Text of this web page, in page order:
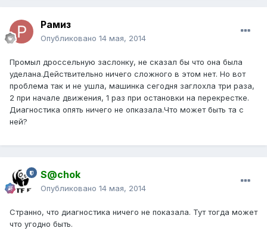
Рамиз
Опубликовано 14 мая, 2014
Промыл дроссельную заслонку, не сказал бы что она была
уделана.Действительно ничего сложного в этом нет. Но вот
проблема так и не ушла, машинка сегодня заглохла три раза,
2 при начале движения, 1 раз при остановки на перекрестке.
Диагностика опять ничего не опказала.Что может быть та с
ней?
S@chok
Опубликовано 14 мая, 2014
Странно, что диагностика ничего не показала. Тут тогда может
что угодно быть.